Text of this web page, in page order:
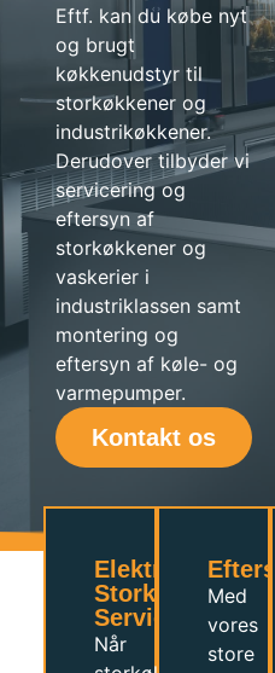
Eftf. kan du købe nyt
og brugt
køkkenudstyr til
storkøkkener og
industrikøkkener.
Derudover tilbyder vi
servicering og
eftersyn af
storkøkkener og
vaskerier i
industriklassen samt
montering og
eftersyn af køle- og
varmepumper.
Kontakt os
Elektrolux
Storkøkken
Service
Når
Med
vores
store